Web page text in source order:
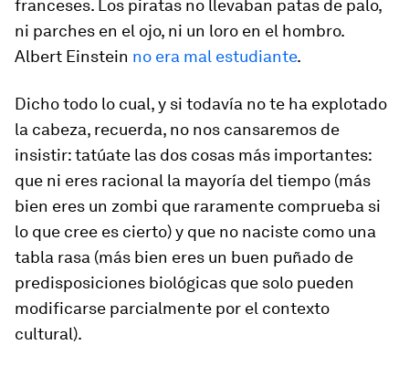
franceses. Los piratas no llevaban patas de palo,
ni parches en el ojo, ni un loro en el hombro.
Albert Einstein no era mal estudiante.
Dicho todo lo cual, y si todavía no te ha explotado
la cabeza, recuerda, no nos cansaremos de
insistir: tatúate las dos cosas más importantes:
que ni eres racional la mayoría del tiempo (más
bien eres un zombi que raramente comprueba si
lo que cree es cierto) y que no naciste como una
tabla rasa (más bien eres un buen puñado de
predisposiciones biológicas que solo pueden
modificarse parcialmente por el contexto
cultural).